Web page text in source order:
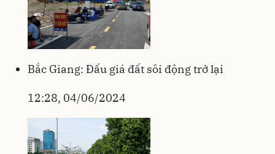
Bắc Giang: Đấu giá đất sôi động trở lại
12:28, 04/06/2024